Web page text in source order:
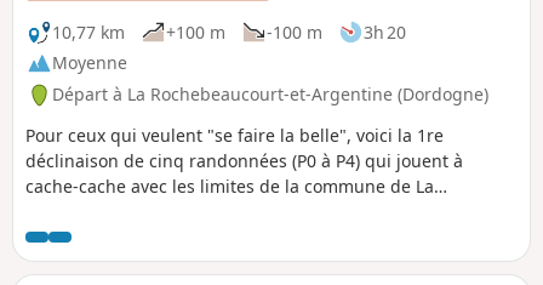
10,77 km
+100 m -100 m
3h 20
Moyenne
Départ à La Rochebeaucourt-et-Argentine (Dordogne)
Pour ceux qui veulent "se faire la belle", voici la 1re
déclinaison de cinq randonnées (P0 à P4) qui jouent à
cache-cache avec les limites de la commune de La
Blanzaguet.